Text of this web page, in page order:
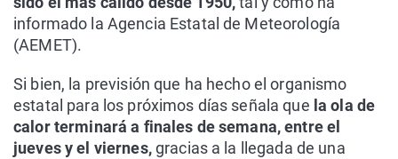
informado la Agencia Estatal de Meteorología
(AEMET).
Si bien, la previsión que ha hecho el organismo
estatal para los próximos días señala que la ola de
calor terminará a finales de semana, entre el
jueves y el viernes,gracias a la llegada de una